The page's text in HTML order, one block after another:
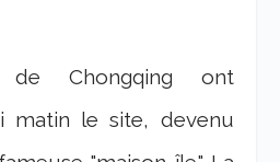
de Chongqing ont
matin le site, devenu